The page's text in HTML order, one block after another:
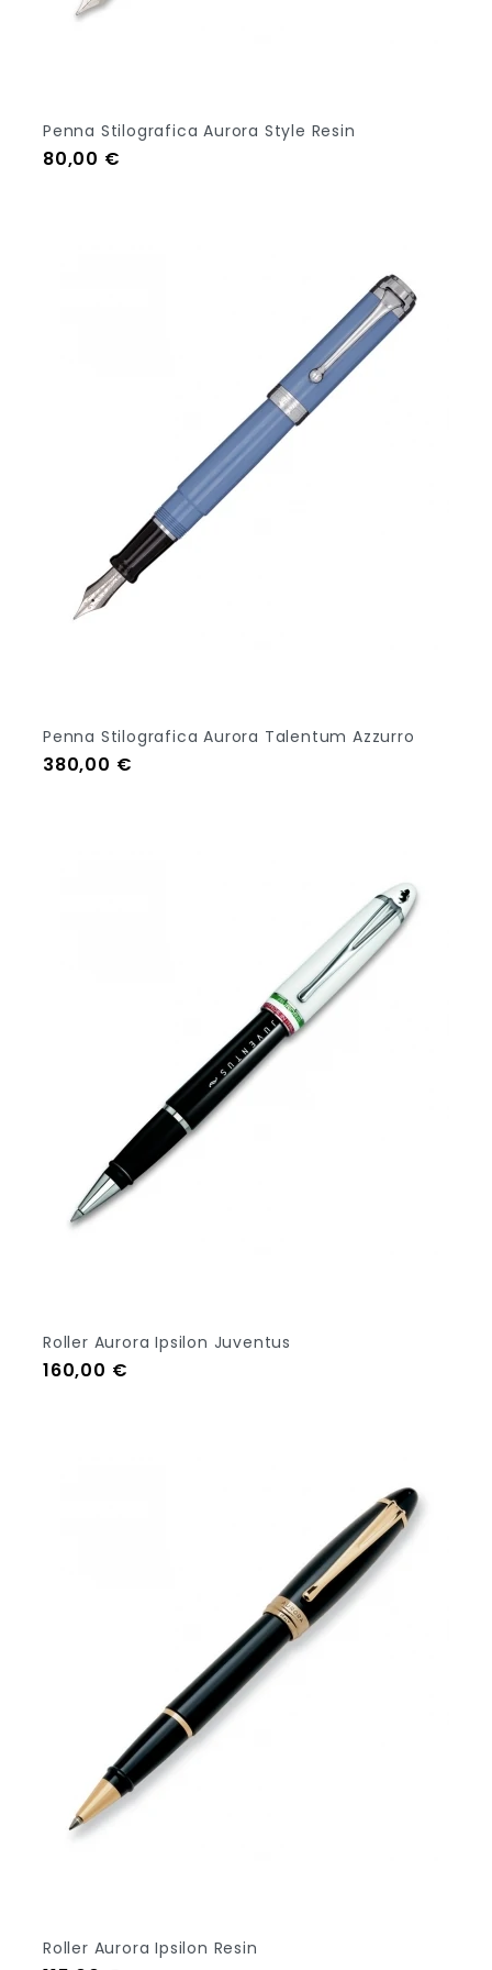
Penna Stilografica Aurora Style Resin
Prezzo
80,00 €
Penna Stilografica Aurora Talentum Azzurro
Prezzo
380,00 €
Roller Aurora Ipsilon Juventus
Prezzo
160,00 €
Roller Aurora Ipsilon Resin